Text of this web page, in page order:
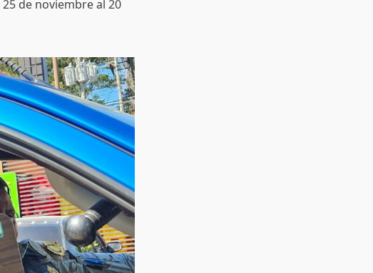
de noviembre al 20